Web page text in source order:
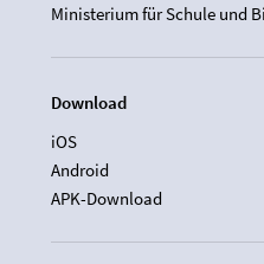
Ministerium für Schule und
Download
iOS
Android
APK-Download